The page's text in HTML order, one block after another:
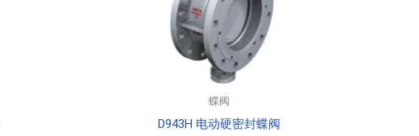
蝶阀
D943H 电动硬密封蝶阀